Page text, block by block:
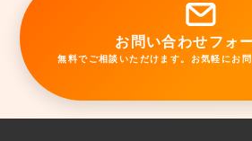
お問い合わせフォ
無料でご相談いただけます。お気軽にお問